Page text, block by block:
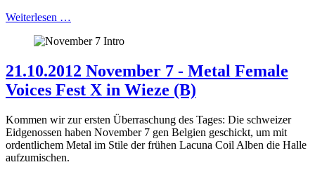
Weiterlesen …
21.10.2012 November 7 - Metal Female
Voices Fest X in Wieze (B)
Kommen wir zur ersten Überraschung des Tages: Die schweizer
Eidgenossen haben November 7 gen Belgien geschickt, um mit
ordentlichem Metal im Stile der frühen Lacuna Coil Alben die Halle
aufzumischen.